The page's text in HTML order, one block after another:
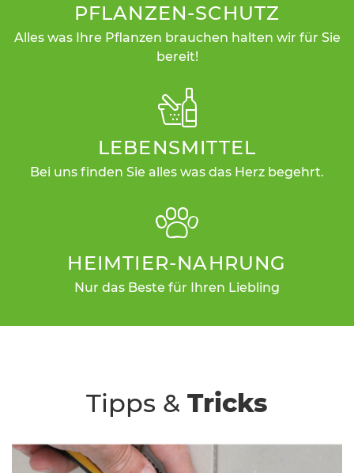
PFLANZEN-SCHUTZ
Alles was Ihre Pflanzen brauchen halten wir für Sie
bereit!
LEBENSMITTEL
Bei uns finden Sie alles was das Herz begehrt.
HEIMTIER-NAHRUNG
Nur das Beste für Ihren Liebling
Tipps & Tricks